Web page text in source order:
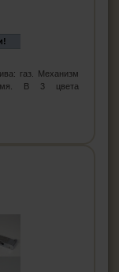
газ. Механизм
В 3 цвета